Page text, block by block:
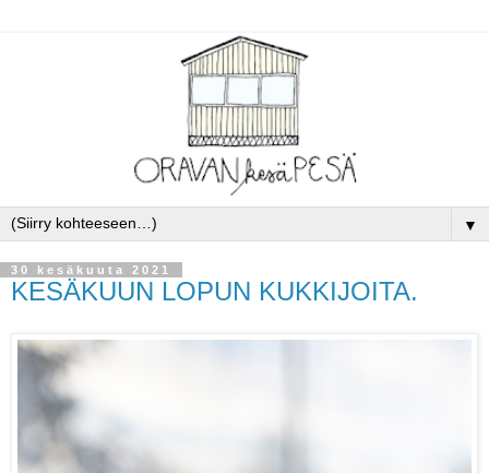
▼
30 kesäkuuta 2021
KESÄKUUN LOPUN KUKKIJOITA.